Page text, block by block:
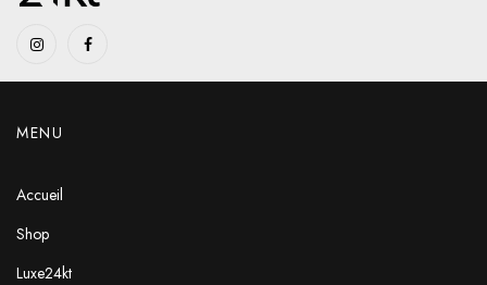
MENU
Accueil
Shop
Luxe24kt